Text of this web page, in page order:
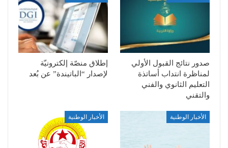
صدور نتائج القبول الأولي
لمناظرة انتداب أساتذة
التعليم الثانوي والفني
والتقني
إطلاق منصّة إلكترونيّة
لإصدار “الباتيندة” عن بُعد
الأخبار الوطنية الأخبار الوطنية